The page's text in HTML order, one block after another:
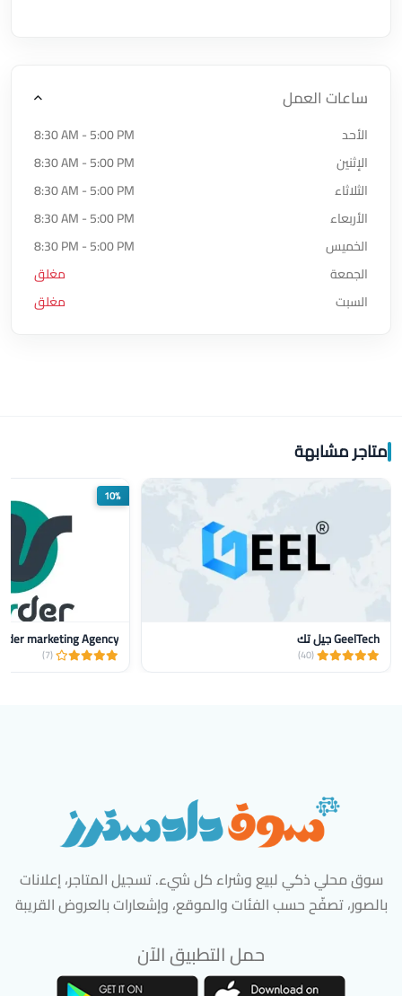
ساعات العمل
الأحد
8:30 AM - 5:00 PM
الإثنين
8:30 AM - 5:00 PM
الثلاثاء
8:30 AM - 5:00 PM
الأربعاء
8:30 AM - 5:00 PM
الخميس
8:30 PM - 5:00 PM
الجمعة
مغلق
السبت
مغلق
متاجر مشابهة
GeelTech جيل تك
(40)
10%
marketing Agency
(7)
سوق محلي ذكي لبيع وشراء كل شيء. تسجيل المتاجر، إعلانات
بالصور، تصفّح حسب الفئات والموقع، وإشعارات بالعروض القريبة
حمل التطبيق الآن